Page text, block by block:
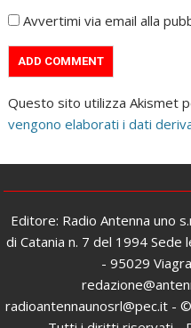
Avvertimi via email alla
Questo sito utilizza Akismet
vengono elaborati i dati
Editore: Radio Antenna uno
di Catania n. 7 del 1994 Sede
- 95029
radioantennaunosrl@pec.it -